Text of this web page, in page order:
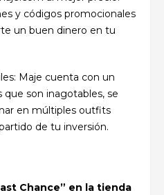
y códigos promocionales
un buen dinero en tu
Maje cuenta con un
son inagotables, se
en múltiples outfits
de tu inversión.
Chance” en la tienda